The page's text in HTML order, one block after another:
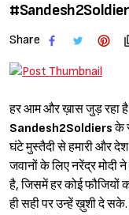
Share
हर आम और ख़ास जुड़ रहा है
Sandesh2Soldiersके
घंटे मुस्तैदी से हमारी और देश
जवानों के लिए नरेंद्र मोदी ने
है, जिसमें हर कोई फौजियों
ही सही पर उन्हें ख़ुशी दे